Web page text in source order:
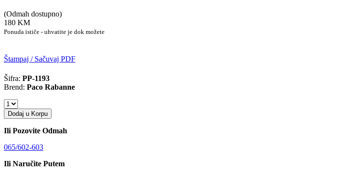
(Odmah dostupno)
180 KM
Ponuda ističe - uhvatite je dok možete
Štampaj / Sačuvaj PDF
Šifra: PP-1193
Brend: Paco Rabanne
Dodaj u Korpu
Ili Pozovite Odmah
065/602-603
Ili Naručite Putem